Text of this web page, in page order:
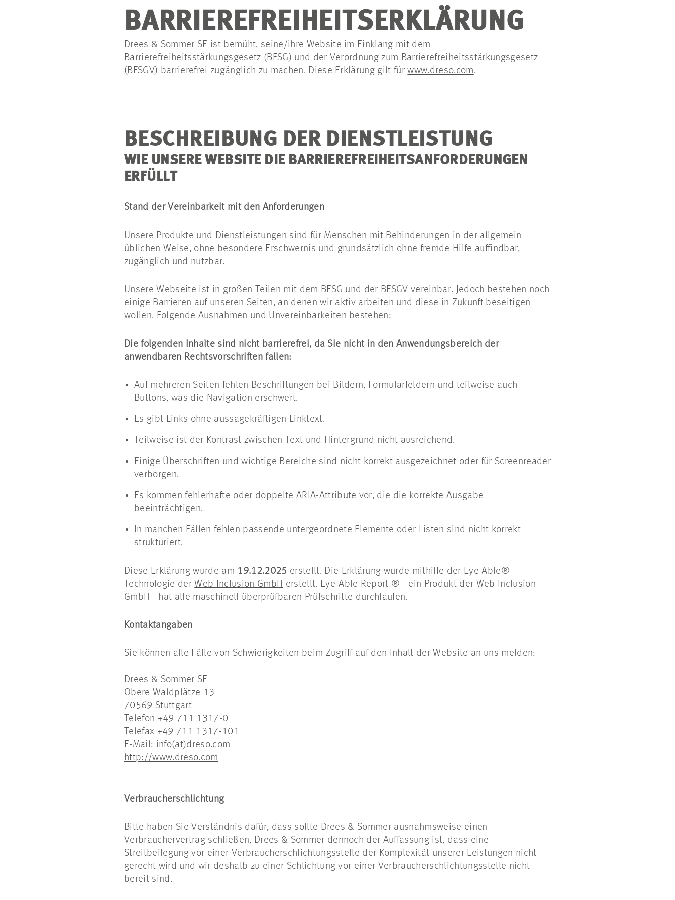
BARRIEREFREIHEITSERKLÄRUNG
Drees & Sommer SE ist bemüht, seine/ihre Website im Einklang mit dem
Barrierefreiheitsstärkungsgesetz (BFSG) und der Verordnung zum Barrierefreiheitsstärkungsgesetz
(BFSGV) barrierefrei zugänglich zu machen. Diese Erklärung gilt fürwww.dreso.com.
BESCHREIBUNG DER DIENSTLEISTUNG
WIE UNSERE WEBSITE DIE BARRIEREFREIHEITSANFORDERUNGEN
ERFÜLLT
Stand der Vereinbarkeit mit den Anforderungen
Unsere Produkte und Dienstleistungen sind für Menschen mit Behinderungen in der allgemein
üblichen Weise, ohne besondere Erschwernis und grundsätzlich ohne fremde Hilfe auffindbar,
zugänglich und nutzbar.
Unsere Webseite ist in großen Teilen mit dem BFSG und der BFSGV vereinbar. Jedoch bestehen noch
einige Barrieren auf unseren Seiten, an denen wir aktiv arbeiten und diese in Zukunft beseitigen
wollen. Folgende Ausnahmen und Unvereinbarkeiten bestehen:
Die folgenden Inhalte sind nicht barrierefrei, da Sie nicht in den Anwendungsbereich der
anwendbaren Rechtsvorschriften fallen:
Auf mehreren Seiten fehlen Beschriftungen bei Bildern, Formularfeldern und teilweise auch
Buttons, was die Navigation erschwert.
Es gibt Links ohne aussagekräftigen Linktext.
Teilweise ist der Kontrast zwischen Text und Hintergrund nicht ausreichend.
Einige Überschriften und wichtige Bereiche sind nicht korrekt ausgezeichnet oder für Screenreader
verborgen.
Es kommen fehlerhafte oder doppelte ARIA-Attribute vor, die die korrekte Ausgabe
beeinträchtigen.
In manchen Fällen fehlen passende untergeordnete Elemente oder Listen sind nicht korrekt
strukturiert.
Diese Erklärung wurde am 19.12.2025 erstellt. Die Erklärung wurde mithilfe der Eye-Able®
Technologie der Web Inclusion GmbH erstellt. Eye-Able Report ® - ein Produkt der Web Inclusion
GmbH - hat alle maschinell überprüfbaren Prüfschritte durchlaufen.
Kontaktangaben
Sie können alle Fälle von Schwierigkeiten beim Zugriff auf den Inhalt der Website an uns melden:
Drees & Sommer SE
Obere Waldplätze 13
70569 Stuttgart
Telefon +49 711 1317-0
Telefax +49 711 1317-101
E-Mail: info(at)dreso.com
http://www.dreso.com
Verbraucherschlichtung
Bitte haben Sie Verständnis dafür, dass sollte Drees & Sommer ausnahmsweise einen
Verbrauchervertrag schließen, Drees & Sommer dennoch der Auffassung ist, dass eine
Streitbeilegung vor einer Verbraucherschlichtungsstelle der Komplexität unserer Leistungen nicht
gerecht wird und wir deshalb zu einer Schlichtung vor einer Verbraucherschlichtungsstelle nicht
bereit sind.